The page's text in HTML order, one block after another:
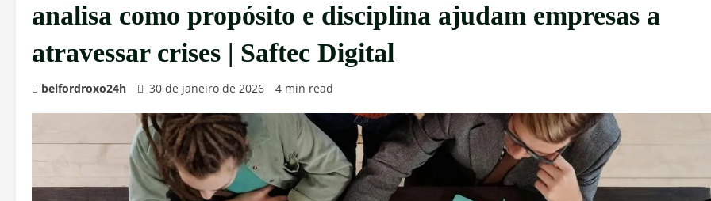
analisa como propósito e disciplina ajudam empresas a
atravessar crises | Saftec Digital
belfordroxo24h 30 de janeiro de 2026 4 min read